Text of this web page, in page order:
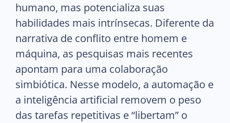
humano, mas potencializa suas
habilidades mais intrínsecas. Diferente da
narrativa de conflito entre homem e
máquina, as pesquisas mais recentes
apontam para uma colaboração
simbiótica. Nesse modelo, a automação e
a inteligência artificial removem o peso
das tarefas repetitivas e “libertam” o